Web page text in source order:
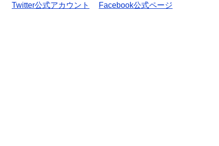
Twitter公式アカウント
Facebook公式ページ